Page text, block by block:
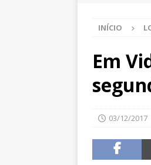
INÍCIO
Em
03/12/2017